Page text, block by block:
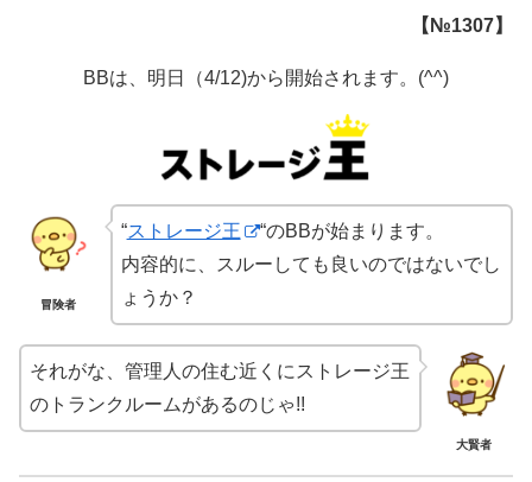
【№1307】
BBは、明日（4/12)から開始されます。(^^)
冒険者
“ストレージ王
“のBBが始まります。
内容的に、スルーしても良いのではないでし
ょうか？
大賢者
それがな、管理人の住む近くにストレージ王
のトランクルームがあるのじゃ!!